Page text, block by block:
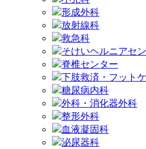
形成外科
放射線科
救急科
そけいヘルニアセ
脊椎センター
下肢救済・フット
糖尿病内科
外科・消化器外科
整形外科
血液凝固科
泌尿器科